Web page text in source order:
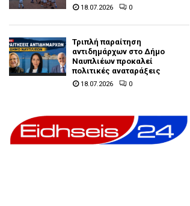
18.07.2026 0
Τριπλή παραίτηση
αντιδημάρχων στο Δήμο
Ναυπλιέων προκαλεί
πολιτικές αναταράξεις
18.07.2026 0